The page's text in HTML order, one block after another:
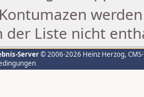
Kontumazen
der Liste nicht
Server© 2006-2026 Heinz Herzog,